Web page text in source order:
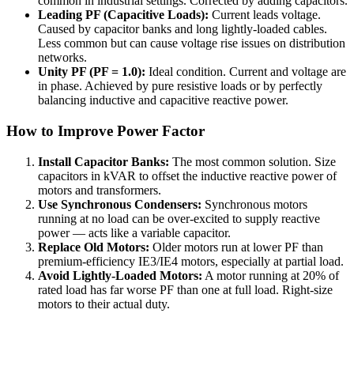
Leading PF (Capacitive Loads): Current leads voltage.
Caused by capacitor banks and long lightly-loaded cables.
Less common but can cause voltage rise issues on distribution
networks.
Unity PF (PF = 1.0): Ideal condition. Current and voltage are
in phase. Achieved by pure resistive loads or by perfectly
balancing inductive and capacitive reactive power.
How to Improve Power Factor
Install Capacitor Banks: The most common solution. Size
capacitors in kVAR to offset the inductive reactive power of
motors and transformers.
Use Synchronous Condensers: Synchronous motors
running at no load can be over-excited to supply reactive
power — acts like a variable capacitor.
Replace Old Motors: Older motors run at lower PF than
premium-efficiency IE3/IE4 motors, especially at partial load.
Avoid Lightly-Loaded Motors: A motor running at 20% of
rated load has far worse PF than one at full load. Right-size
motors to their actual duty.